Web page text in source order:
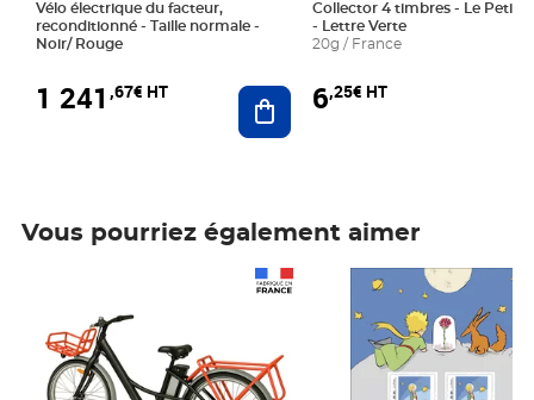
Vélo électrique du facteur,
reconditionné - Taille normale -
Noir/ Rouge
1 241 ,67€ HT Ajouter au panier
Collector 4 timbres - Le Petit
- Lettre Verte
20g / France
6,25€ HT
Vous pourriez également aimer
Prix 6,25€ HT